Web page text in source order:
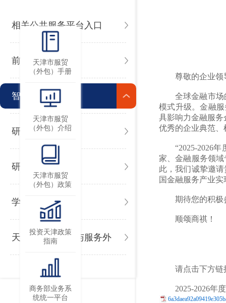
相关公共服务平台入口
前沿时讯
智库支撑
研究观点
研究报告
学习园地
天津市服务贸易与服务外
尊敬的企业领
全球金融市
模式升级。金融
具影响力金融服
优秀的企业典范、
“2025-2026
家、金融服务领
此，我们诚挚邀
国金融服务产业
期待您的积极
顺颂商祺！
请点击下方链
2025-2026年
天津市服贸
（外包）手册
天津市服贸
（外包）介绍
天津市服贸
（外包）政策
投资天津政策
指南
商务部业务系
统统一平台